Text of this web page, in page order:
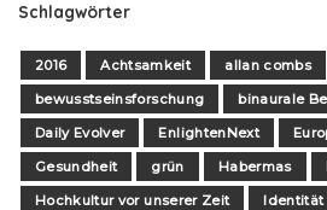
Schlagwörter
2016 Achtsamkeit allan combs
bewusstseinsforschung
binaurale
Daily Evolver
EnlightenNext
Gesundheit
grün Habermas
Hochkultur vor unserer Zeit
Identität